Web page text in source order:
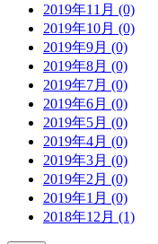
2019年11月 (0)
2019年10月 (0)
2019年9月 (0)
2019年8月 (0)
2019年7月 (0)
2019年6月 (0)
2019年5月 (0)
2019年4月 (0)
2019年3月 (0)
2019年2月 (0)
2019年1月 (0)
2018年12月 (1)